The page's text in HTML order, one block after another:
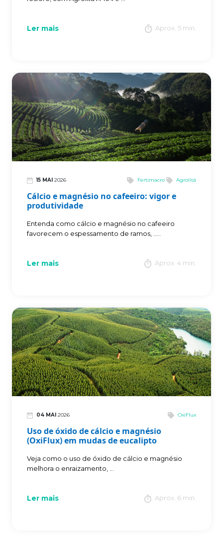
Ler mais Aprox. 5 min.
15 MAI 2026 Fertimacro Agrolitá
Cálcio e magnésio no cafeeiro: vigor e
produtividade
Entenda como cálcio e magnésio no cafeeiro
favorecem o espessamento de ramos, .....
Ler mais Aprox. 4 min.
04 MAI 2026 OxiFlux
Uso de óxido de cálcio e magnésio
(OxiFlux) em mudas de eucalipto
Veja como o uso de óxido de cálcio e magnésio
melhora o enraizamento, ...
Ler mais Aprox. 6 min.